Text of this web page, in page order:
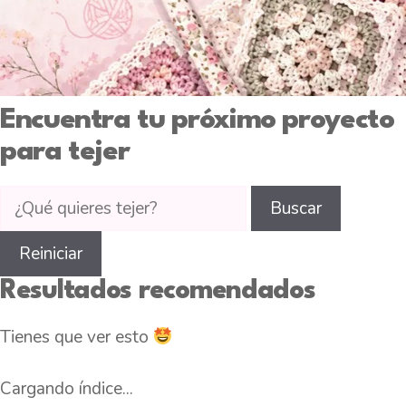
Encuentra tu próximo proyecto
para tejer
Buscar
tutoriales
tejido
en
CTejidas
Buscar
Reiniciar
Resultados recomendados
Tienes que ver esto
Cargando índice...